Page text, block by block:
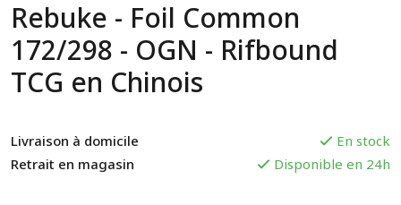
Rebuke - Foil Common
172/298 - OGN - Rifbound
TCG en Chinois
Livraison à domicile
En stock
Retrait en magasin
Disponible en 24h